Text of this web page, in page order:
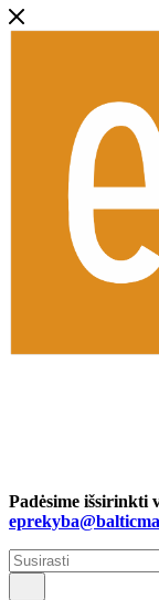
Padėsime išsirinkti